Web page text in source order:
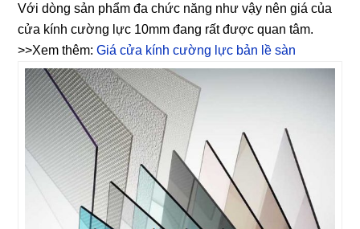
Với dòng sản phẩm đa chức năng như vậy nên giá của
cửa kính cường lực 10mm đang rất được quan tâm.
>>Xem thêm:Giá cửa kính cường lực bản lề sàn